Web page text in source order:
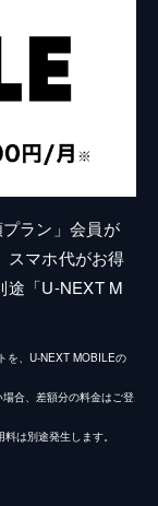
ラン」会員が
スマホ代がお得
途「U-NEXT M
を、U-NEXT MOBILEの
合、差額分の料金はご登
は別途発生します。